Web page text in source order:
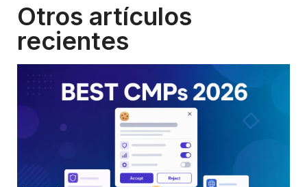
Otros artículos
recientes